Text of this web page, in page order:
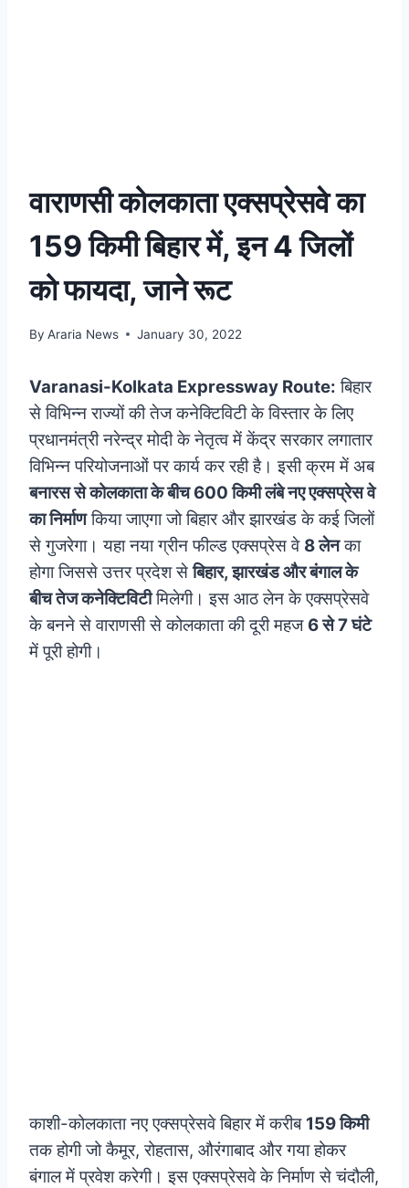
वाराणसी कोलकाता एक्सप्रेसवे का
159 किमी बिहार में, इन 4 जिलों
को फायदा, जाने रूट
By Araria News January 30, 2022
Varanasi-Kolkata Expressway Route: बिहार
से विभिन्न राज्यों की तेज कनेक्टिविटी के विस्तार के लिए
प्रधानमंत्री नरेन्द्र मोदी के नेतृत्व में केंद्र सरकार लगातार
विभिन्न परियोजनाओं पर कार्य कर रही है। इसी क्रम में अब
बनारस से कोलकाता के बीच 600 किमी लंबे नए एक्सप्रेस वे
का निर्माणकिया जाएगा जो बिहार और झारखंड के कई जिलों
से गुजरेगा। यहा नया ग्रीन फील्ड एक्सप्रेस वे 8 लेनका
होगा जिससे उत्तर प्रदेश सेबिहार, झारखंड और बंगाल के
बीच तेज कनेक्टिविटीमिलेगी। इस आठ लेन के एक्सप्रेसवे
के बनने से वाराणसी से कोलकाता की दूरी महज 6 से 7 घंटे
में पूरी होगी।
काशी-कोलकाता नए एक्सप्रेसवे बिहार में करीब 159 किमी
तक होगी जो कैमूर, रोहतास, औरंगाबाद और गया होकर
बंगाल में प्रवेश करेगी। इस एक्सप्रेसवे के निर्माण से चंदौली,